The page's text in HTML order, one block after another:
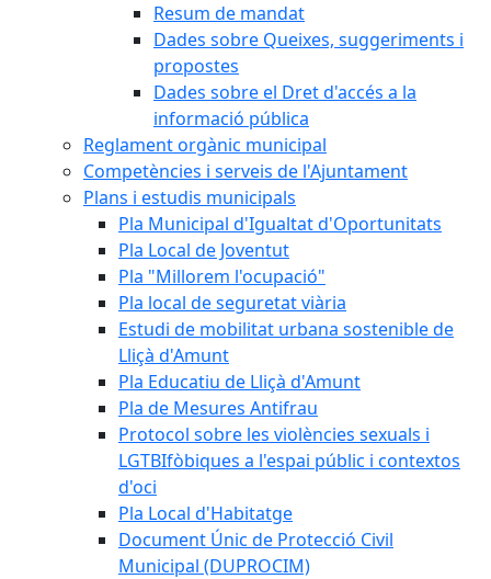
Resum de mandat
Dades sobre Queixes, suggeriments i
propostes
Dades sobre el Dret d'accés a la
informació pública
Reglament orgànic municipal
Competències i serveis de l'Ajuntament
Plans i estudis municipals
Pla Municipal d'Igualtat d'Oportunitats
Pla Local de Joventut
Pla "Millorem l'ocupació"
Pla local de seguretat viària
Estudi de mobilitat urbana sostenible de
Lliçà d'Amunt
Pla Educatiu de Lliçà d'Amunt
Pla de Mesures Antifrau
Protocol sobre les violències sexuals i
LGTBIfòbiques a l'espai públic i contextos
d'oci
Pla Local d'Habitatge
Document Únic de Protecció Civil
Municipal (DUPROCIM)